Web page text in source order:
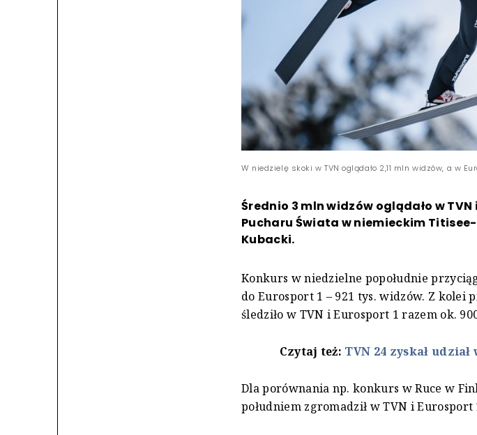
W niedzielę skoki w TVN oglądało 2,11 mln widzów, a w
Średnio 3 mln widzów oglądało w
Pucharu Świata w niemieckim
Kubacki.
Konkurs w niedzielne popołudnie
do Eurosport 1 – 921 tys. widzów. Z
śledziło w TVN i Eurosport 1 razem ok.
Czytaj też: TVN 24 zyskał
Dla porównania np. konkurs w Ruce w
południem zgromadził w TVN i